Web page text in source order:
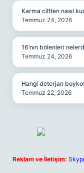
Karma ciltten nasıl
Temmuz 24, 2026
16’nın bölenleri
Temmuz 24, 2026
Hangi deterjan
Temmuz 22, 2026
Reklam ve İletişim: